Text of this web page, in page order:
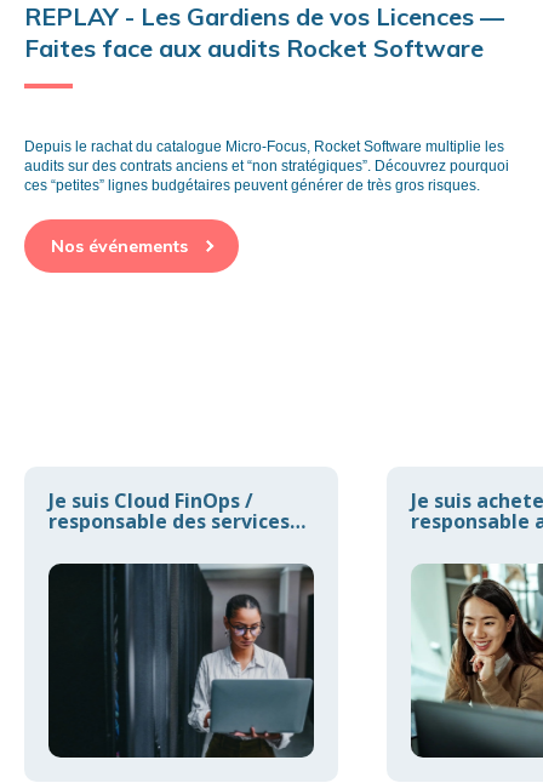
REPLAY - Les Gardiens de vos Licences —
Faites face aux audits Rocket Software
Depuis le rachat du catalogue Micro-Focus, Rocket Software multiplie les
audits sur des contrats anciens et “non stratégiques”. Découvrez pourquoi
ces “petites” lignes budgétaires peuvent générer de très gros risques.
Nos événements
Je suis Cloud FinOps /
responsable des services
Je suis
responsable